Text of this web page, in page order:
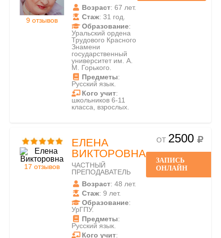
9 отзывов
Возраст: 67 лет.
Стаж: 31 год.
Образование:
Уральский ордена
Трудового Красного
Знамени
государственный
университет им. А.
М. Горького.
Предметы:
Русский язык.
Кого учит:
школьников 6-11
класса, взрослых.
17 отзывов
ЕЛЕНА
ВИКТОРОВНА
ЧАСТНЫЙ
ПРЕПОДАВАТЕЛЬ
Возраст: 48 лет.
Стаж: 9 лет.
Образование:
УрГПУ.
Предметы:
Русский язык.
Кого учит:
ОТ 2500
ЗАПИСЬ
ОНЛАЙН